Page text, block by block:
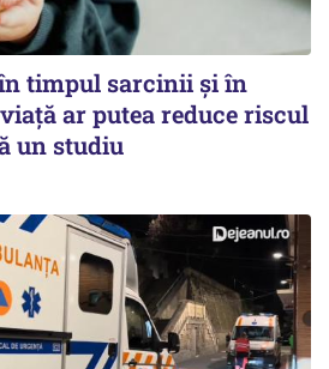
timpul sarcinii și în
ar putea reduce riscul
un studiu